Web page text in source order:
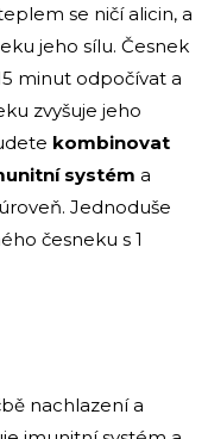
se ničí alicin, a
jeho sílu. Česnek
minut odpočívat a
zvyšuje jeho
kombinovat
systém a
Jednoduše
česneku s 1
nachlazení a